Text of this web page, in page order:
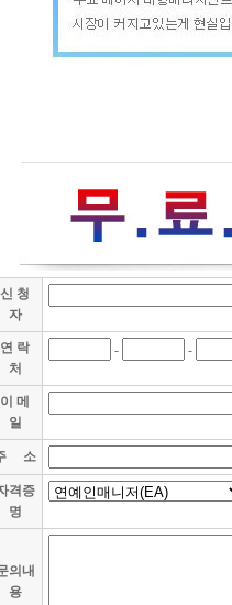
신 청
자
연 락
처
- -
이 메
일
소
격증
명
의내
용